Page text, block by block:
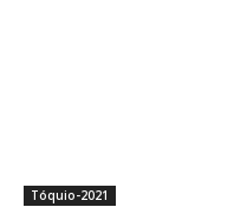
Tóquio-2021